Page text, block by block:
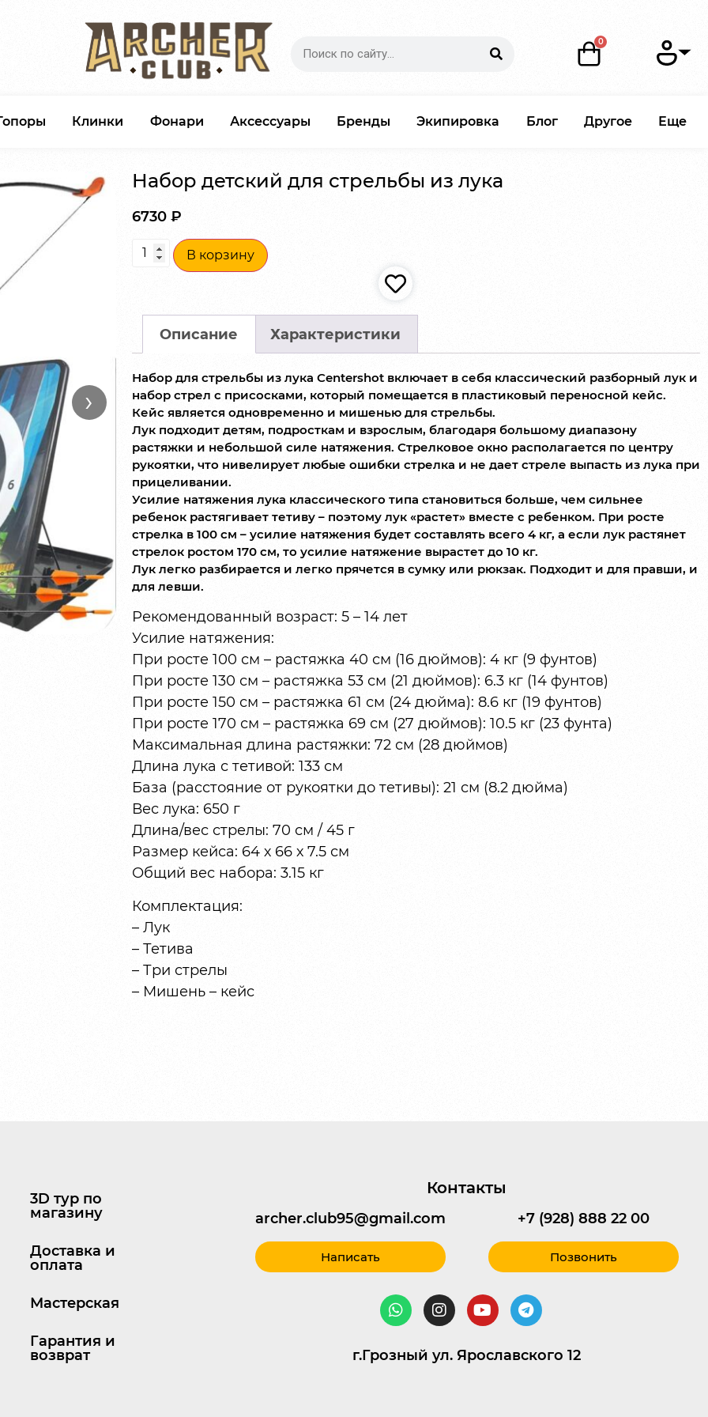
Клинки Фонари Аксессуары Бренды Экипировка Блог Другое Еще
›
Набор детский для стрельбы из лука
6730 ₽
В корзину
Описание Характеристики
Набор для стрельбы из лука Centershot включает в себя классический разборный лук и
набор стрел с присосками, который помещается в пластиковый переносной кейс.
Кейс является одновременно и мишенью для стрельбы.
Лук подходит детям, подросткам и взрослым, благодаря большому диапазону
растяжки и небольшой силе натяжения. Стрелковое окно располагается по центру
рукоятки, что нивелирует любые ошибки стрелка и не дает стреле выпасть из лука при
прицеливании.
Усилие натяжения лука классического типа становиться больше, чем сильнее
ребенок растягивает тетиву – поэтому лук «растет» вместе с ребенком. При росте
стрелка в 100 см – усилие натяжения будет составлять всего 4 кг, а если лук растянет
стрелок ростом 170 см, то усилие натяжение вырастет до 10 кг.
Лук легко разбирается и легко прячется в сумку или рюкзак. Подходит и для правши, и
для левши.
Рекомендованный возраст: 5 – 14 лет
Усилие натяжения:
При росте 100 см – растяжка 40 см (16 дюймов): 4 кг (9 фунтов)
При росте 130 см – растяжка 53 см (21 дюймов): 6.3 кг (14 фунтов)
При росте 150 см – растяжка 61 см (24 дюйма): 8.6 кг (19 фунтов)
При росте 170 см – растяжка 69 см (27 дюймов): 10.5 кг (23 фунта)
Максимальная длина растяжки: 72 см (28 дюймов)
Длина лука с тетивой: 133 см
База (расстояние от рукоятки до тетивы): 21 см (8.2 дюйма)
Вес лука: 650 г
Длина/вес стрелы: 70 см / 45 г
Размер кейса: 64 х 66 х 7.5 см
Общий вес набора: 3.15 кг
Комплектация:
– Лук
– Тетива
– Три стрелы
– Мишень – кейс
3D тур по
магазину
Доставка и
оплата
Мастерская
Гарантия и
возврат
Контакты
archer.club95@gmail.com
Написать
+7 (928) 888 22 00
Позвонить
г.Грозный ул. Ярославского 12